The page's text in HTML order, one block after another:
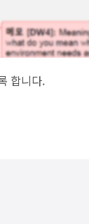
합니다.